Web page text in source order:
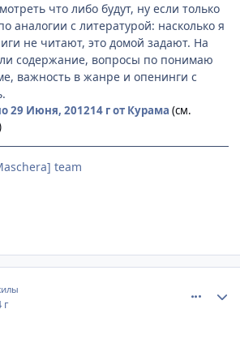
что либо будут, ну если только
аналогии с литературой: насколько я
не читают, это домой задают. На
содержание, вопросы по понимаю
важность в жанре и опенинги с
29 Июня, 201214 гот Курама (см.
team
г